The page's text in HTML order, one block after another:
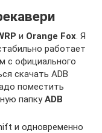
и Orange Fox. Я
работает
с официального
скачать ADB
поместить
папкуADB
и одновременно